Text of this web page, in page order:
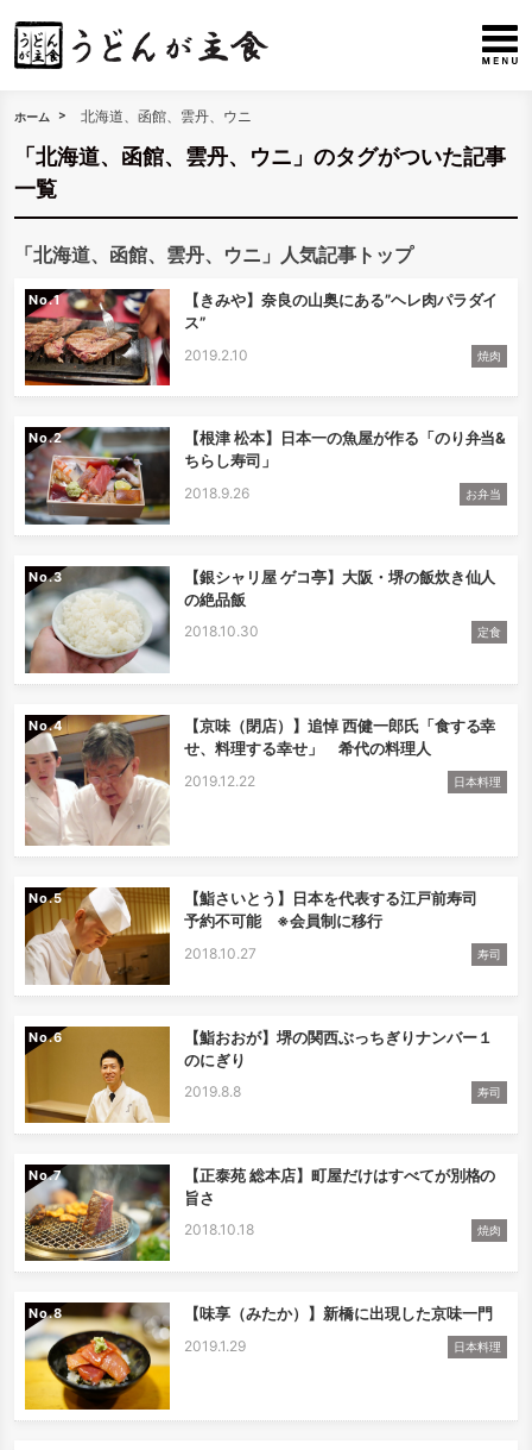
ホーム 北海道、函館、雲丹、ウニ
「北海道、函館、雲丹、ウニ」のタグがついた記事
一覧
「北海道、函館、雲丹、ウニ」人気記事トップ
No.
【きみや】奈良の山奥にある”ヘレ肉パラダイ
ス”
2019.2.10 焼肉
No.
【根津 松本】日本一の魚屋が作る「のり弁当&
ちらし寿司」
2018.9.26 お弁当
No.
【銀シャリ屋 ゲコ亭】大阪・堺の飯炊き仙人
の絶品飯
2018.10.30 定食
No.
【京味（閉店）】追悼 西健一郎氏「食する幸
せ、料理する幸せ」 希代の料理人
2019.12.22 日本料理
No.
【鮨さいとう】日本を代表する江戸前寿司
予約不可能 ※会員制に移行
2018.10.27 寿司
No.
【鮨おおが】堺の関西ぶっちぎりナンバー１
のにぎり
2019.8.8 寿司
No.
【正泰苑 総本店】町屋だけはすべてが別格の
旨さ
2018.10.18 焼肉
No. 【味享（みたか）】新橋に出現した京味一門
2019.1.29 日本料理